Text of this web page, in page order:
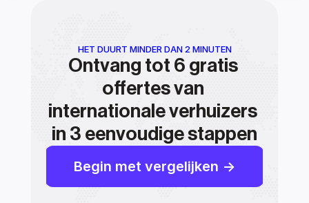
HET DUURT MINDER DAN 2 MINUTEN
Ontvang tot 6 gratis
offertes van
internationale verhuizers
in 3 eenvoudige stappen
Begin met vergelijken ->